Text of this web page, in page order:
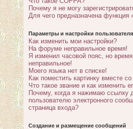
Почему я не могу
Для чего предназначена функция
Параметры и настройки пользователя
Как изменить мои настройки?
На форуме неправильное время!
Я изменил часовой пояс, но
неправильное!
Моего языка нет в списке!
Как поместить картинку вместе
Что такое звание и как изменить
Почему, когда я нажимаю ссылку
пользователю электронного
страница входа?
Создание и размещение сообщений